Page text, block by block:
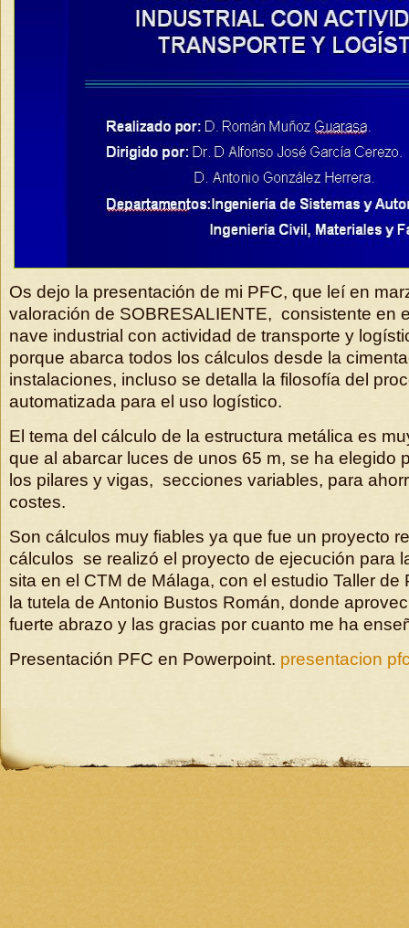
Os dejo la presentación de mi PFC, que leí en
valoración de SOBRESALIENTE, consistente en
nave industrial con actividad de transporte y
porque abarca todos los cálculos desde la
instalaciones, incluso se detalla la filosofía del
automatizada para el uso logístico.
El tema del cálculo de la estructura metálica es
que al abarcar luces de unos 65 m, se ha elegido
los pilares y vigas, secciones variables, para
costes.
Son cálculos muy fiables ya que fue un proyecto
cálculos se realizó el proyecto de ejecución para
sita en el CTM de Málaga, con el estudio Taller de
la tutela de Antonio Bustos Román, donde
fuerte abrazo y las gracias por cuanto me ha
Presentación PFC en Powerpoint. presentacion